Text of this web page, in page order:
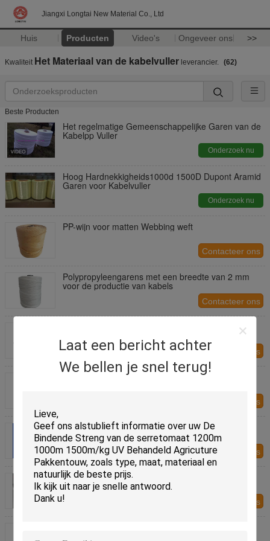
Jiangxi Longtai New Material Co., Ltd
Huis Producten Video's Ongeveer ons >>
Laat een bericht achter
We bellen je snel terug!
Kwaliteit Het Materiaal van de kabelvuller leverancier. (62)
Beste Producten
Het regelmatige Gemeenschappelijke Garen van de
Kabelpp Vuller
Onderzoek nu
Hoog Hardnekkigheids1000d 1500D Dupont Aramid
Garen voor Kabelvuller
Onderzoek nu
PP-wijn voor matten Webbing weft
Contacteer ons
Polypropyleengarens met een breedte van 2 mm
voor de productie van kabels
Contacteer ons
China Beste PP Vul Garen voor Draadkabel Vulling
Contacteer ons
Polypropyleen garen PP kabelvulgaren 100.000
Contacteer ons
PP Gefibrilleerd garen/naaigaren/kabelvuller touw
Contacteer ons
Hoogwaardige draad of kabel getwiste PP-vullers
Polypropyleen PP-vulgaren
Contacteer ons